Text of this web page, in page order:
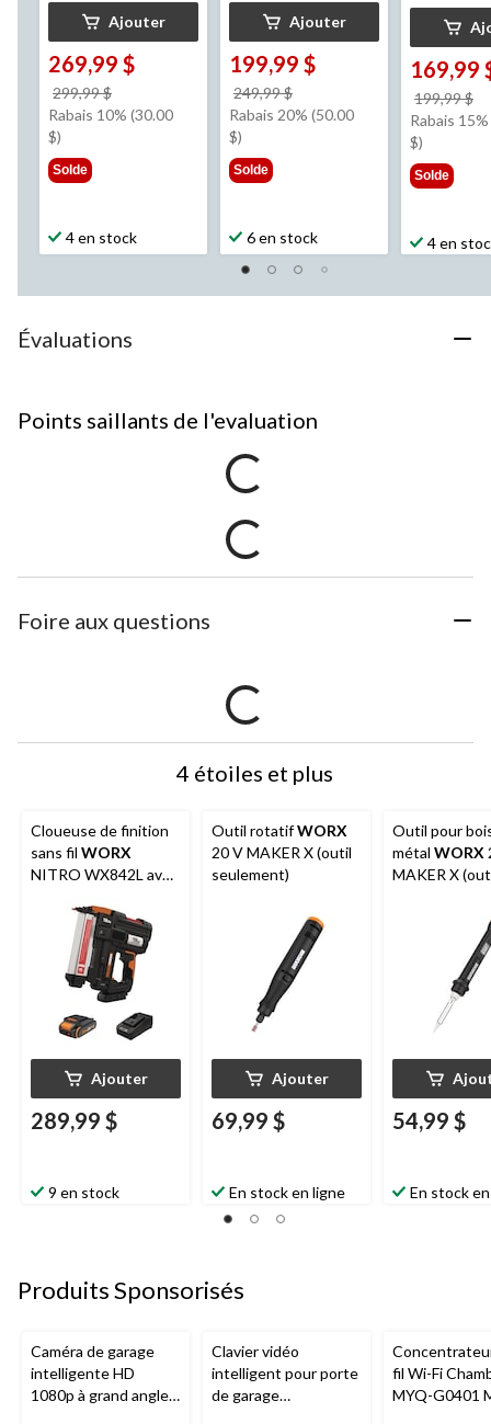
Ajouter
269,99 $
299,99 $
était
Rabais 10% (30.00
$)
Solde
4 en stock
Ajouter
199,99 $
249,99 $
était
Rabais 20% (50.00
$)
Solde
6 en stock
169,99
199,99 $
Rabais
$)
Solde
4 en
Évaluations
Points saillants de l'evaluation
Foire aux questions
4 étoiles et plus
Cloueuse de finition
sans fil WORX
NITRO WX842L avec
dégagement sans
outil, calibre 18, 20 V
Ajouter
289,99 $
9 en stock
Outil rotatifWORX
20 V MAKER X (outil
seulement)
Ajouter
69,99 $
En stock en ligne
Outil pour
métal WORX
MAKER X
54,99 $
En stock
Produits Sponsorisés
Caméra de garage
intelligente HD
1080p à grand angle
Clavier vidéo
intelligent pour porte
de garage
fil Wi-Fi
MYQ-G0401